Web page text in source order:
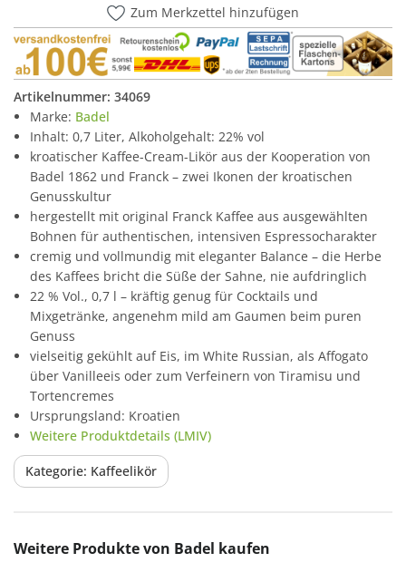
Zum Merkzettel hinzufügen
Artikelnummer: 34069
Marke: Badel
Inhalt: 0,7 Liter, Alkoholgehalt: 22% vol
kroatischer Kaffee-Cream-Likör aus der Kooperation von
Badel 1862 und Franck – zwei Ikonen der kroatischen
Genusskultur
hergestellt mit original Franck Kaffee aus ausgewählten
Bohnen für authentischen, intensiven Espressocharakter
cremig und vollmundig mit eleganter Balance – die Herbe
des Kaffees bricht die Süße der Sahne, nie aufdringlich
22 % Vol., 0,7 l – kräftig genug für Cocktails und
Mixgetränke, angenehm mild am Gaumen beim puren
Genuss
vielseitig gekühlt auf Eis, im White Russian, als Affogato
über Vanilleeis oder zum Verfeinern von Tiramisu und
Tortencremes
Ursprungsland: Kroatien
Weitere Produktdetails (LMIV)
Kategorie: Kaffeelikör
Produktgalerie überspringen
Weitere Produkte von Badel kaufen